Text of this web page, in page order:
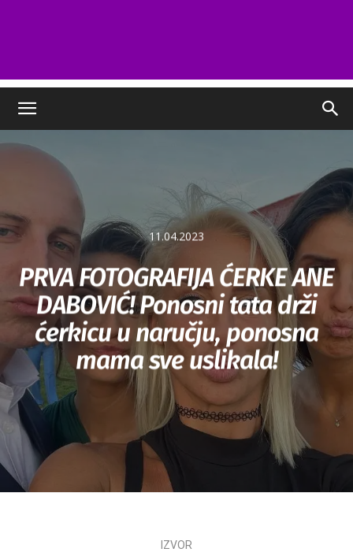
11.04.2023
PRVA FOTOGRAFIJA ĆERKE ANE
DABOVIĆ! Ponosni tata drži
ćerkicu u naručju, ponosna
mama sve uslikala!
IZVOR